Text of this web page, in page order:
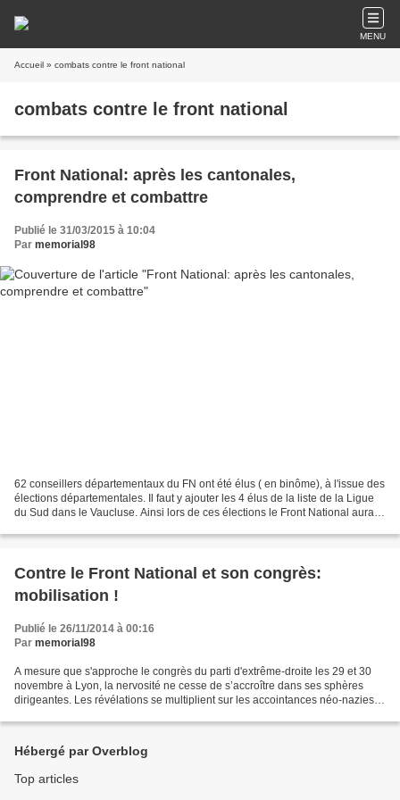
MENU
Accueil » combats contre le front national
combats contre le front national
Front National: après les cantonales,
comprendre et combattre
Publié le 31/03/2015 à 10:04
Par memorial98
62 conseillers départementaux du FN ont été élus ( en binôme), à l'issue des
élections départementales. Il faut y ajouter les 4 élus de la liste de la Ligue
du Sud dans le Vaucluse. Ainsi lors de ces élections le Front National aura
Contre le Front National et son congrès:
mobilisation !
Publié le 26/11/2014 à 00:16
Par memorial98
A mesure que s'approche le congrès du parti d'extrême-droite les 29 et 30
novembre à Lyon, la nervosité ne cesse de s’accroître dans ses sphères
dirigeantes. Les révélations se multiplient sur les accointances néo-nazies et
Hébergé par Overblog
Top articles